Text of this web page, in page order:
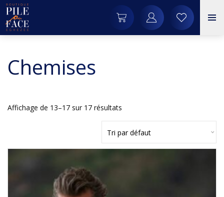
Chemises
Affichage de 13–17 sur 17 résultats